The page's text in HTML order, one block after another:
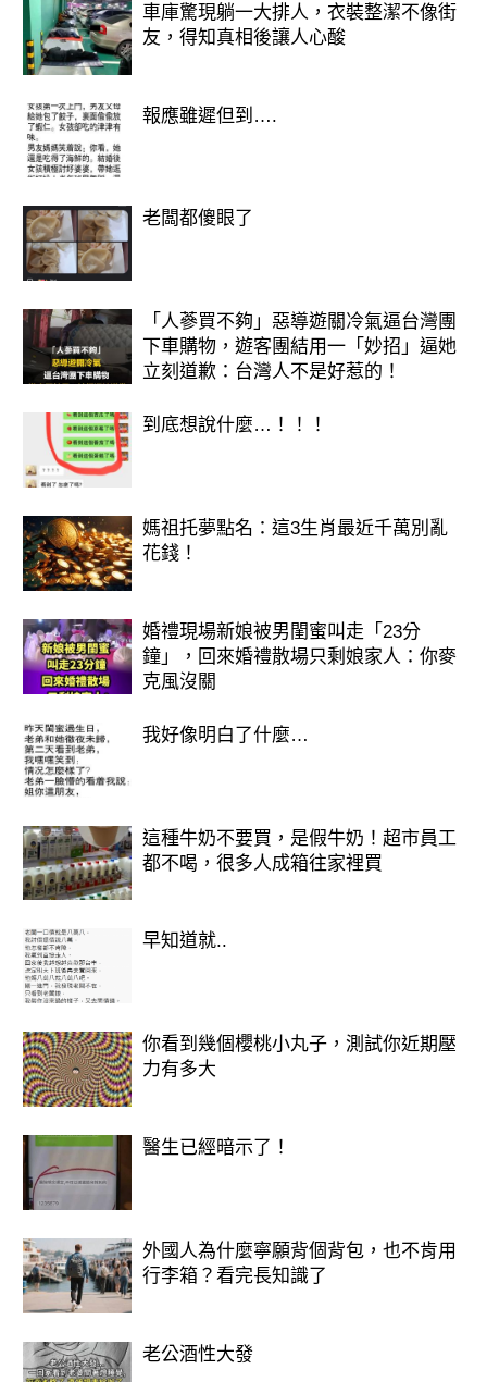
整潔的家居環境。
所以，你常能聽到別人說，一個家最好
的風水是干凈。
所以，切記入戶門口與玄關室內都不能
堆放太多東西，如果堆滿了雜物，有臟
又亂，第一有傷鄰里之間的和睦共處，
也不利于財氣進入家門。
入戶處一定要保持空的狀態，將沒用的
物品清理出來扔掉，有用的放進柜子
里，鞋子分類擺放好，打造一個干凈，
清爽的入戶空間。
當有貴人到家時，會認為這家主人做事
可靠，有責任感，有機會時必定會眷顧
這種勤快干凈有進取心的人。
02、開門不正對鏡子
年輕人裝修時喜歡在玄關處設計一面大
鏡子，出門時照一照，檢查儀表形態，
同時，鏡子還能擴充空間感，但是切記
鏡子的擺放，不能直對大門。
玄學上有門鏡相沖的說法，鏡子無論是
對大門或房門，都會對家庭不利。
很常見的可能會有刀傷或交通事故，此
外，鏡子直對大門，如果開門在鏡子中
看到樓道內模糊的身影，在心理上會有
負擔。
所以，有鏡子直對門的，趕緊移走。
車庫驚現躺一大排人，衣裝整潔不像街
友，得知真相後讓人心酸
報應雖遲但到….
老闆都傻眼了
「人蔘買不夠」惡導遊關冷氣逼台灣團
下車購物，遊客團結用一「妙招」逼她
立刻道歉：台灣人不是好惹的！
到底想說什麼…！！！
媽祖托夢點名：這3生肖最近千萬別亂
花錢！
婚禮現場新娘被男閨蜜叫走「23分
鐘」，回來婚禮散場只剩娘家人：你麥
克風沒關
我好像明白了什麼…
這種牛奶不要買，是假牛奶！超市員工
都不喝，很多人成箱往家裡買
早知道就..
你看到幾個櫻桃小丸子，測試你近期壓
力有多大
醫生已經暗示了！
外國人為什麼寧願背個背包，也不肯用
行李箱？看完長知識了
老公酒性大發